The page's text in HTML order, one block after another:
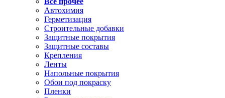
Автохимия
Герметизация
Строительные добавки
Защитные покрытия
Защитные составы
Крепления
Ленты
Напольные покрытия
Обои под покраску
Пленки